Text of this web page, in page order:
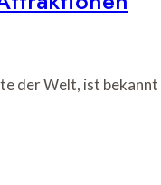
der Welt, ist